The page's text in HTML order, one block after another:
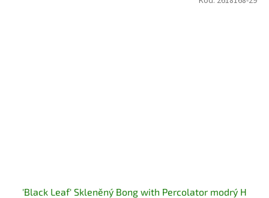
'Black Leaf' Skleněný Bong with Percolator modrý H